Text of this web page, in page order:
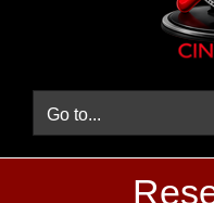
Go to...